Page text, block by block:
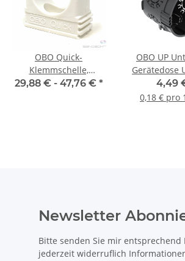
OBO Quick-
Klemmschelle,
reinweiß, RAL 9010
29,88 € - 47,76 € *
OBO UP
Gerätedose UG 46, 25
4,49
0,18 € pro
Newsletter
Bitte senden Sie mir entsprechend
jederzeit widerruflich